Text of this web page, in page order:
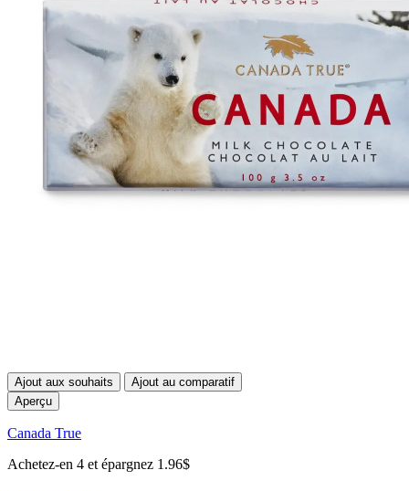
Ajout aux souhaits
Ajout au comparatif
Aperçu
Canada True
Achetez-en 4 et épargnez 1.96$